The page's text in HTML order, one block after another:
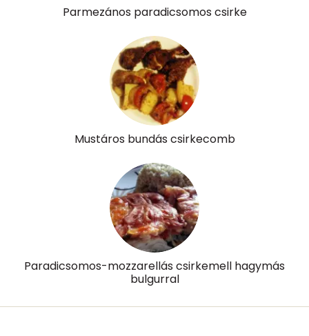
Parmezános paradicsomos csirke
Mustáros bundás csirkecomb
Paradicsomos-mozzarellás csirkemell hagymás
bulgurral